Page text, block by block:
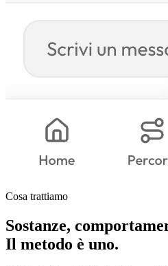
Cosa trattiamo
Sostanze,
Il metodo è uno.